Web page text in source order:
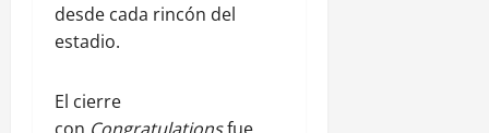
desde cada rincón del
estadio.
El cierre